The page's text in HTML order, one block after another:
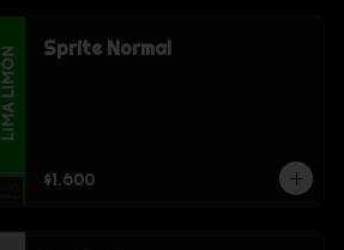
Sprite Normal
$1.600